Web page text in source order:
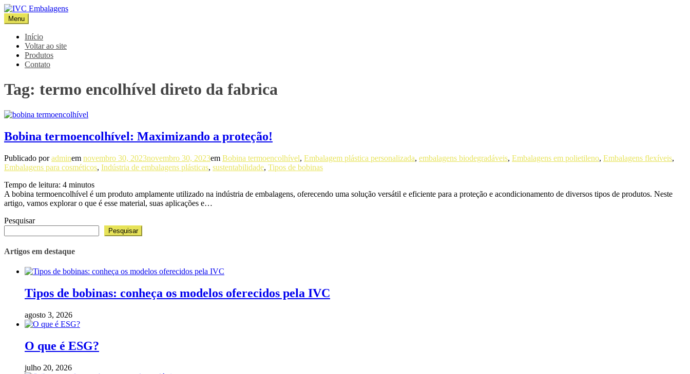
Pular
para
o
conteúdo
IVC Embalagens
Blog IVC
Menu
Início
Voltar ao site
Produtos
Contato
Tag: termo encolhível direto da fabrica
Bobina termoencolhível: Maximizando a proteção!
Publicado poradminem novembro 30, 2023novembro 30, 2023em Bobina termoencolhível, Embalagem plástica personalizada, embalagens biodegradáveis, Embalagens em polietileno, Embalagens flexíveis,
Embalagens para cosméticos, Indústria de embalagens plásticas, sustentabilidade, Tipos de bobinas
Tempo de leitura: 4 minutos
A bobina termoencolhível é um produto amplamente utilizado na indústria de embalagens, oferecendo uma solução versátil e eficiente para a proteção e acondicionamento de diversos tipos de produtos. Neste
artigo, vamos explorar o que é esse material, suas aplicações e…
Pesquisar
Pesquisar
Artigos em destaque
Tipos de bobinas: conheça os modelos oferecidos pela IVC
agosto 3, 2026
O que é ESG?
julho 20, 2026